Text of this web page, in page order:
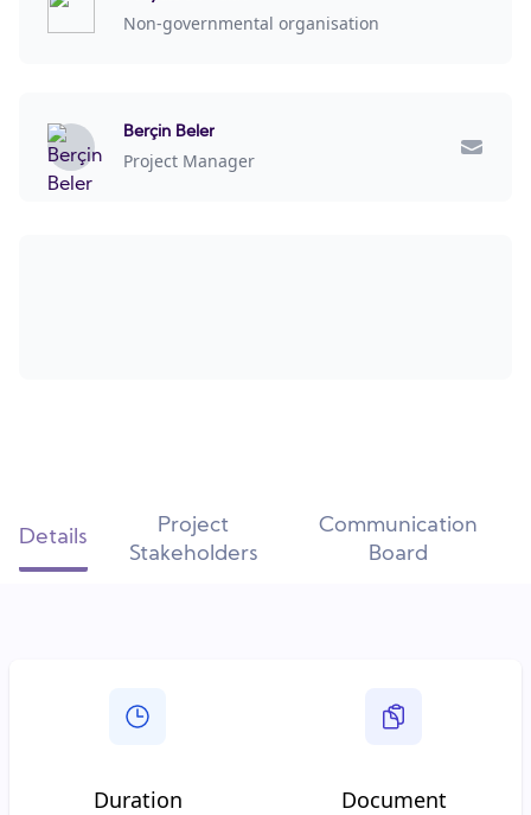
Non-governmental organisation
Berçin Beler
Project Manager
Details
Project
Stakeholders
Communication
Board
Duration
Document